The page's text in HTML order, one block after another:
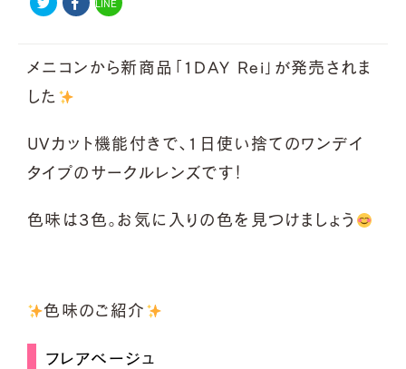
LINE
メニコンから新商品「1DAY Rei」が発売されま
した
UVカット機能付きで、1日使い捨てのワンデイ
タイプのサークルレンズです！
色味は3色。お気に入りの色を見つけましょう
色味のご紹介
フレアベージュ